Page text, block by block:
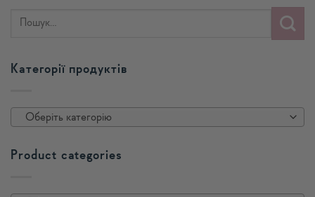
Категорії продуктів
Оберіть категорію
Product categories